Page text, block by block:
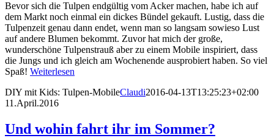
Bevor sich die Tulpen endgültig vom Acker machen, habe ich auf
dem Markt noch einmal ein dickes Bündel gekauft. Lustig, dass die
Tulpenzeit genau dann endet, wenn man so langsam sowieso Lust
auf andere Blumen bekommt. Zuvor hat mich der große,
wunderschöne Tulpenstrauß aber zu einem Mobile inspiriert, dass
die Jungs und ich gleich am Wochenende ausprobiert haben. So viel
Spaß! Weiterlesen
DIY mit Kids: Tulpen-MobileClaudi2016-04-13T13:25:23+02:00
11.April.2016
Und wohin fahrt ihr im Sommer?